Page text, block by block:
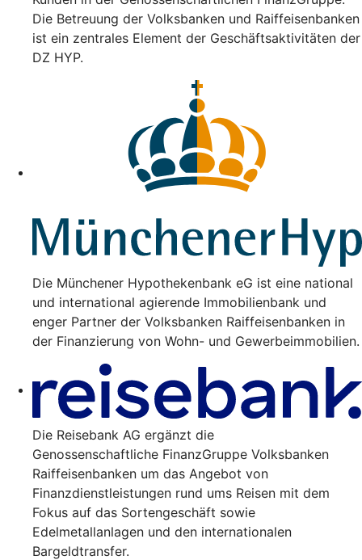
Die Betreuung der Volksbanken und Raiffeisenbanken
ist ein zentrales Element der Geschäftsaktivitäten der
DZ HYP.
Die Münchener Hypothekenbank eG ist eine national
und international agierende Immobilienbank und
enger Partner der Volksbanken Raiffeisenbanken in
der Finanzierung von Wohn- und Gewerbeimmobilien.
Die Reisebank AG ergänzt die
Genossenschaftliche FinanzGruppe Volksbanken
Raiffeisenbanken um das Angebot von
Finanzdienstleistungen rund ums Reisen mit dem
Fokus auf das Sortengeschäft sowie
Edelmetallanlagen und den internationalen
Bargeldtransfer.